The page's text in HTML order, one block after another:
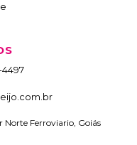
Norte Ferroviario, Goiás